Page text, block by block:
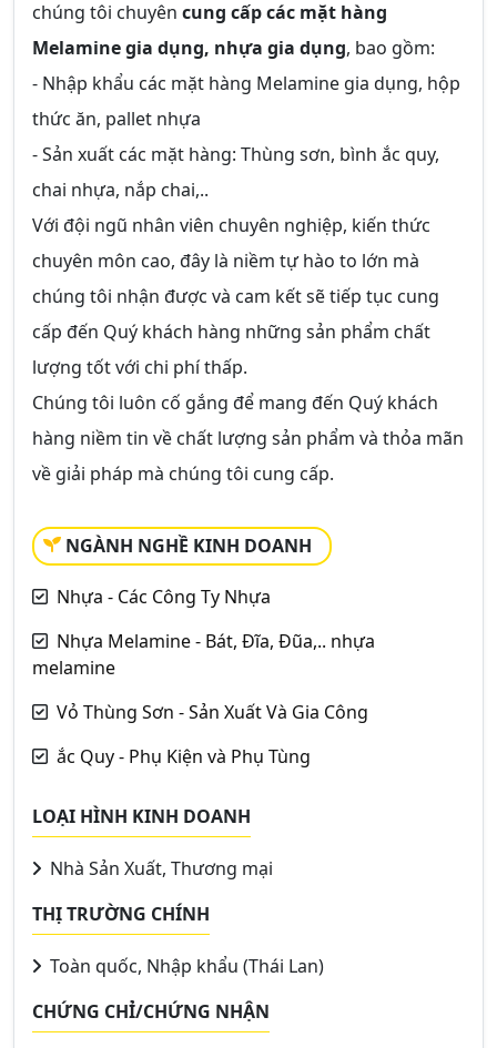
chúng tôi chuyên cung cấp các mặt hàng
Melamine gia dụng, nhựa gia dụng, bao gồm:
- Nhập khẩu các mặt hàng Melamine gia dụng, hộp
thức ăn, pallet nhựa
- Sản xuất các mặt hàng: Thùng sơn, bình ắc quy,
chai nhựa, nắp chai,..
Với đội ngũ nhân viên chuyên nghiệp, kiến thức
chuyên môn cao, đây là niềm tự hào to lớn mà
chúng tôi nhận được và cam kết sẽ tiếp tục cung
cấp đến Quý khách hàng những sản phẩm chất
lượng tốt với chi phí thấp.
Chúng tôi luôn cố gắng để mang đến Quý khách
hàng niềm tin về chất lượng sản phẩm và thỏa mãn
về giải pháp mà chúng tôi cung cấp.
NGÀNH NGHỀ KINH DOANH
Nhựa - Các Công Ty Nhựa
Nhựa Melamine - Bát, Đĩa, Đũa,.. nhựa
melamine
Vỏ Thùng Sơn - Sản Xuất Và Gia Công
ắc Quy - Phụ Kiện và Phụ Tùng
LOẠI HÌNH KINH DOANH
Nhà Sản Xuất, Thương mại
THỊ TRƯỜNG CHÍNH
Toàn quốc, Nhập khẩu (Thái Lan)
CHỨNG CHỈ/CHỨNG NHẬN